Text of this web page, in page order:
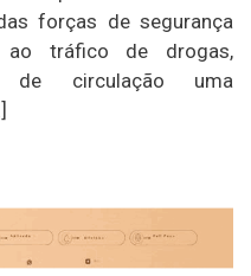
forças de segurança
ao tráfico de drogas,
de circulação uma